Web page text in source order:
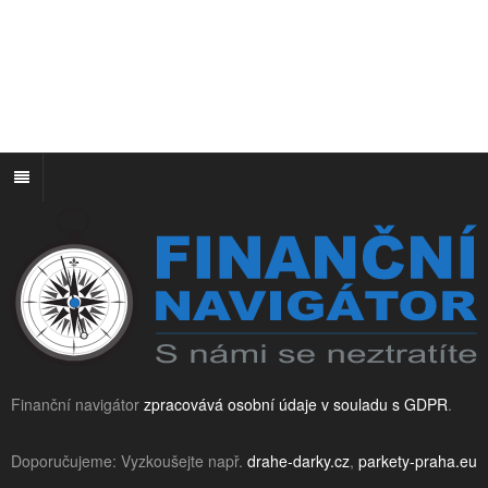
Finanční navigátor zpracovává osobní údaje v souladu s GDPR.
Doporučujeme: Vyzkoušejte např. drahe-darky.cz, parkety-praha.eu